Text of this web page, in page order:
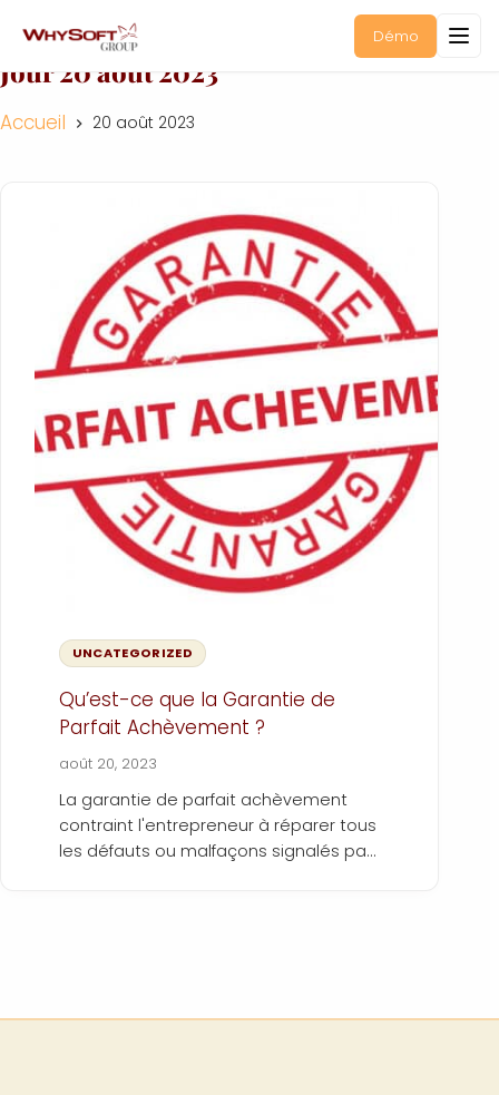
Démo
Jour20 août 2023
Accueil 20 août 2023
UNCATEGORIZED
Qu’est-ce que la Garantie de
Parfait Achèvement ?
août 20, 2023
La garantie de parfait achèvement
contraint l'entrepreneur à réparer tous
les défauts ou malfaçons signalés par